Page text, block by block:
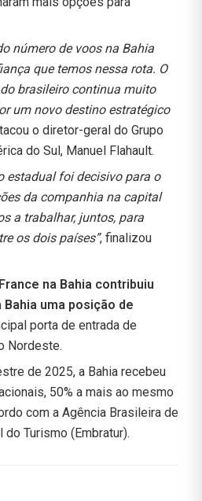
número de voos na Bahia
que temos nessa rota. O
brasileiro continua muito
um novo destino estratégico
o diretor-geral do Grupo
do Sul, Manuel Flahault.
estadual foi decisivo para o
da companhia na capital
a trabalhar, juntos, para
os dois países”, finalizou
na Bahia contribuiu
uma posição de
porta de entrada de
Nordeste.
de 2025, a Bahia recebeu
50% a mais ao mesmo
com a Agência Brasileira de
Turismo (Embratur).